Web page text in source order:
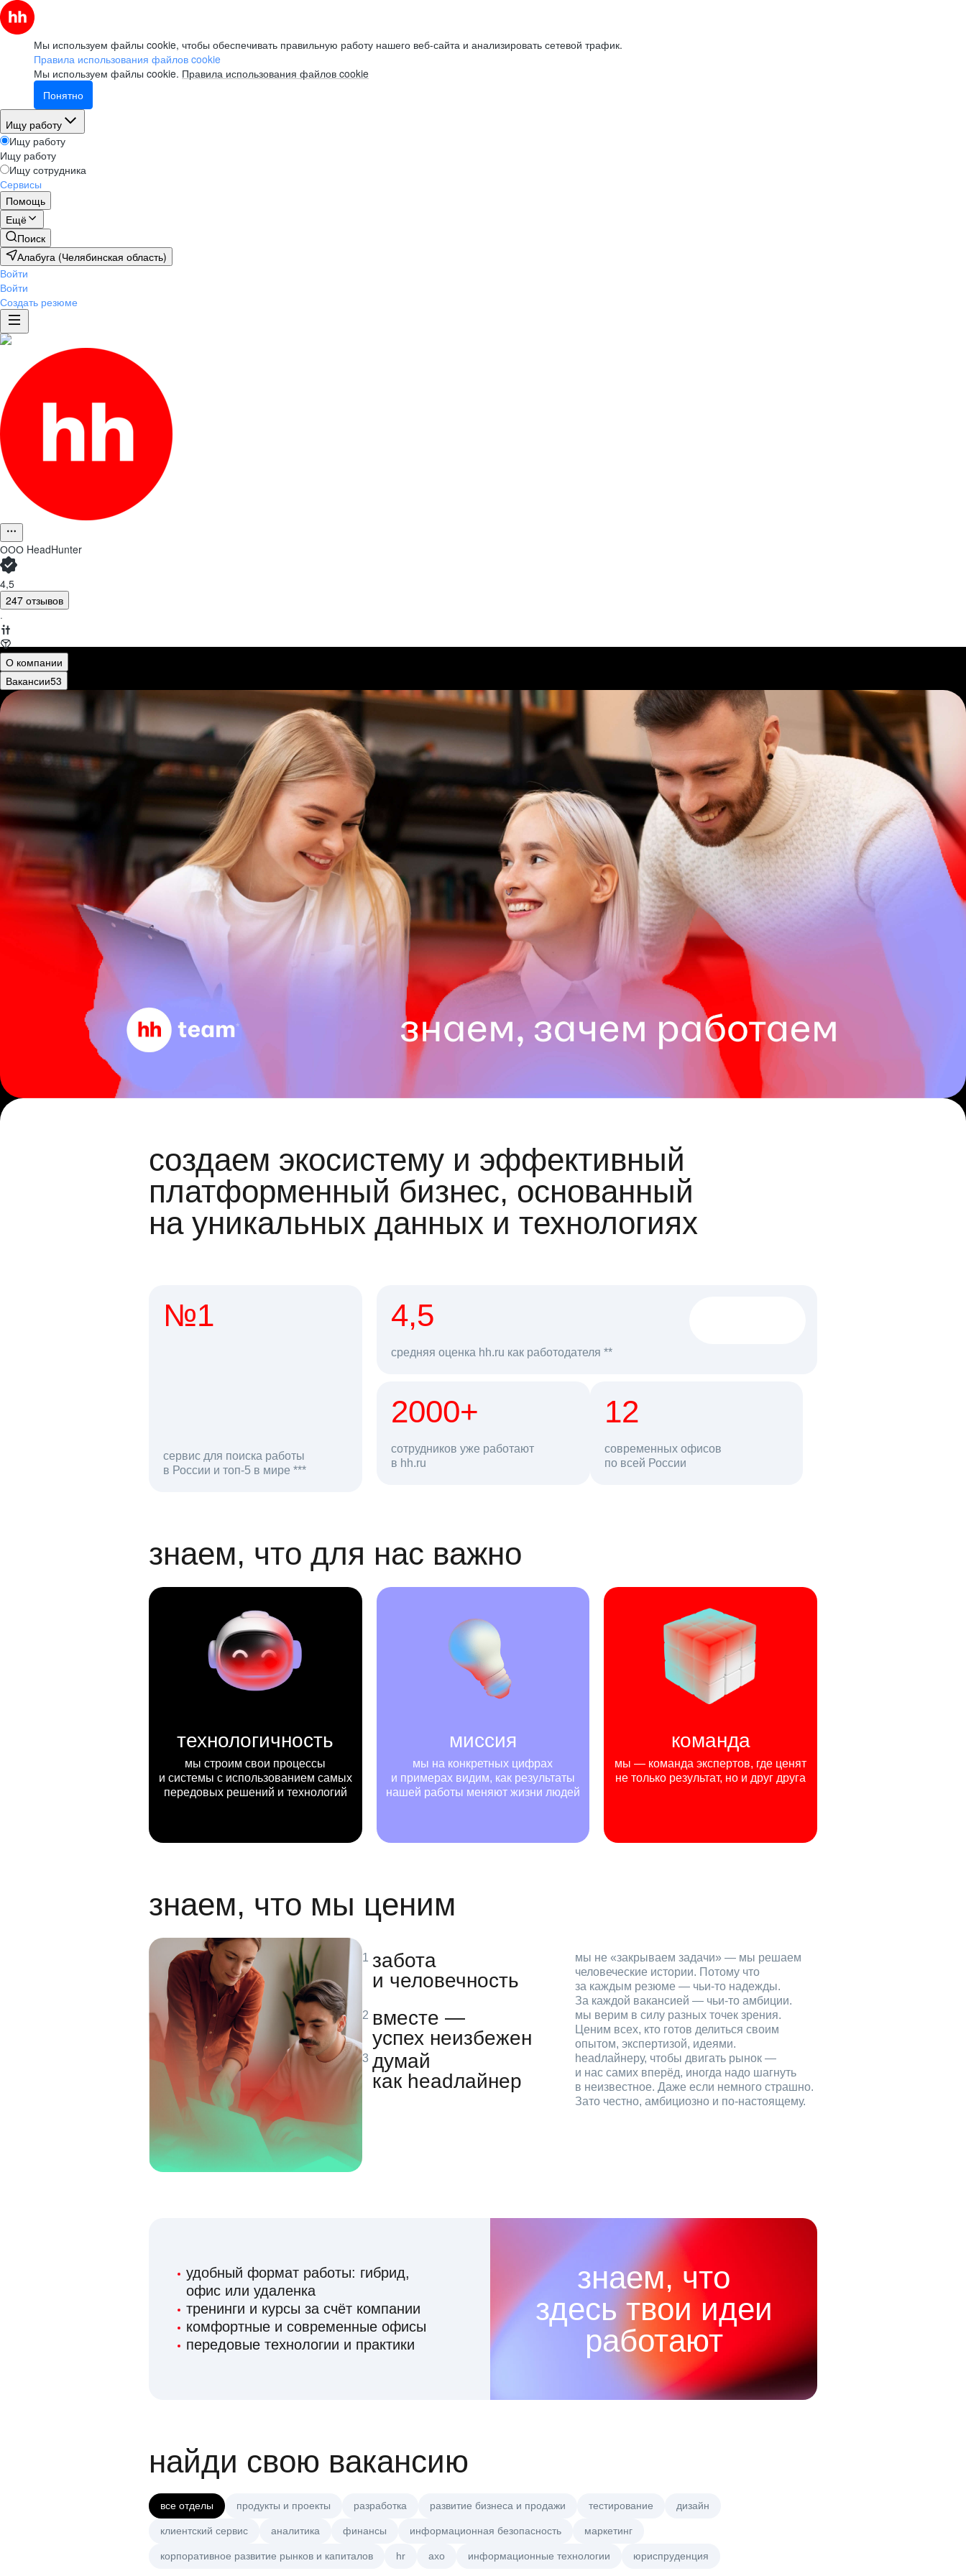
Мы используем файлы cookie, чтобы обеспечивать правильную работу нашего веб-сайта и анализировать сетевой трафик.
Правила использования файлов cookie
Мы используем файлы cookie. Правила использования файлов cookie
Понятно
Ищу работу
Ищу работу
Ищу работу
Ищу сотрудника
Сервисы
Помощь
Ещё
Поиск
Алабуга (Челябинская область)
Войти
Войти
Создать резюме
ООО HeadHunter
4,5
247 отзывов
·
О компании
Вакансии53
создаем экосистему и эффективный
платформенный бизнес, основанный
на уникальных данных и технологиях
№1
сервис для поиска работы
в России и топ-5 в мире ***
откликов на вакансии
4,5
средняя оценка hh.ru как работодателя **
2000+
сотрудников уже работают
в hh.ru
68 млн 12
современных офисов
по всей Россиипользователей в день
знаем, что для нас важно
технологичность
мы строим свои процессы
и системы с использованием самых
передовых решений и технологий
миссия
мы на конкретных цифрах
и примерах видим, как результаты
нашей работы меняют жизни людей
команда
мы — команда экспертов, где ценят
не только результат, но и друг друга
знаем, что мы ценим
забота
и человечность
мы не «закрываем задачи» — мы решаем
человеческие истории. Потому что
за каждым резюме — чьи‑то надежды.
За каждой вакансией — чьи‑то амбиции.
вместе —
успех неизбежен
мы верим в силу разных точек зрения.
Ценим всех, кто готов делиться своим
опытом, экспертизой, идеями.
думай
как headлайнер
headлайнеру, чтобы двигать рынок —
и нас самих вперёд, иногда надо шагнуть
в неизвестное. Даже если немного страшно.
Зато честно, амбициозно и по‑настоящему.
удобный формат работы: гибрид,
офис или удаленка
тренинги и курсы за счёт компании
комфортные и современные офисы
передовые технологии и практики
знаем, что
здесь твои идеи
работают
найди свою вакансию
все отделы продукты и проекты разработка развитие бизнеса и продажи тестирование дизайн
клиентский сервис аналитика финансы информационная безопасность маркетинг
корпоративное развитие рынков и капиталов hr axo информационные технологии юриспруденция